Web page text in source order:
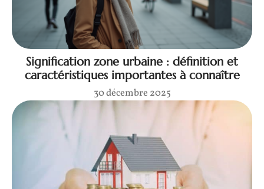
Signification zone urbaine : définition et
caractéristiques importantes à connaître
30 décembre 2025